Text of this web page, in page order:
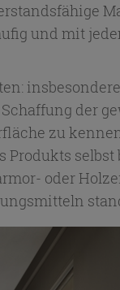
und mit
der
zu
Produkts
oder